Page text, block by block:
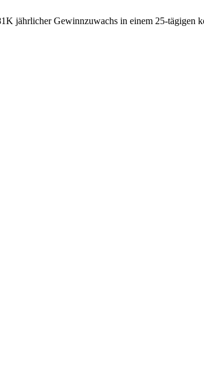
jährlicher Gewinnzuwachs in einem 25-tägigen